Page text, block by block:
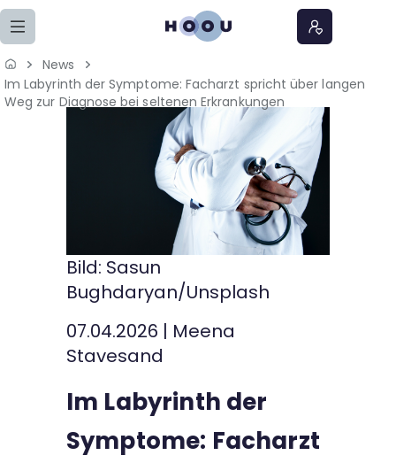
Zum Seiteninhalt springen
Home
Meine Lernangebote
Veranstaltungen
News
Im Labyrinth der Symptome: Facharzt spricht über langen
Weg zur Diagnose bei seltenen Erkrankungen
Bild: Sasun
Bughdaryan/Unsplash
07.04.2026 | Meena
Stavesand
Im Labyrinth der
Symptome: Facharzt